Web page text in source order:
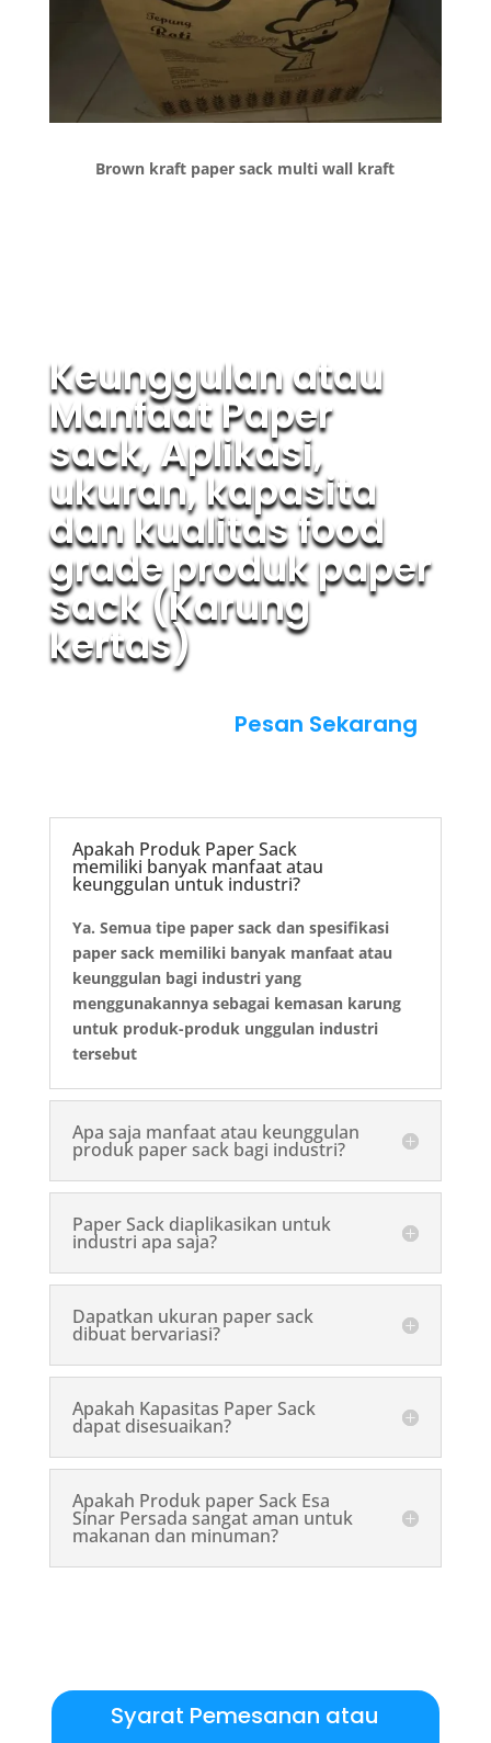
Brown kraft paper sack multi wall kraft
Keunggulan atau
Manfaat Paper
sack, Aplikasi,
ukuran, kapasita
dan kualitas food
grade produk paper
sack (Karung
kertas)
Pesan Sekarang
Apakah Produk Paper Sack
memiliki banyak manfaat atau
keunggulan untuk industri?
Ya. Semua tipe paper sack dan spesifikasi
paper sack memiliki banyak manfaat atau
keunggulan bagi industri yang
menggunakannya sebagai kemasan karung
untuk produk-produk unggulan industri
tersebut
Apa saja manfaat atau keunggulan
produk paper sack bagi industri?
Paper Sack diaplikasikan untuk
industri apa saja?
Dapatkan ukuran paper sack
dibuat bervariasi?
Apakah Kapasitas Paper Sack
dapat disesuaikan?
Apakah Produk paper Sack Esa
Sinar Persada sangat aman untuk
makanan dan minuman?
Syarat Pemesanan atau